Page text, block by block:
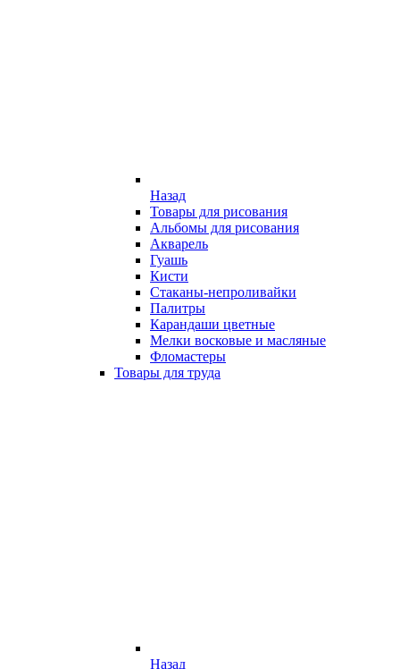
Назад
Товары для рисования
Альбомы для рисования
Акварель
Гуашь
Кисти
Стаканы-непроливайки
Палитры
Карандаши цветные
Мелки восковые и масляные
Фломастеры
Товары для труда
Назад